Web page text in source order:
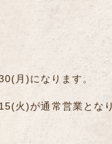
月)になります。
火)が通常営業となり